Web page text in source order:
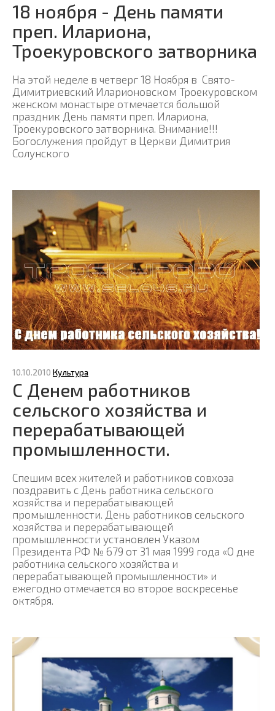
18 ноября - День памяти
преп. Илариона,
Троекуровского затворника
На этой неделе в четверг 18 Ноября в Свято-
Димитриевский Иларионовском Троекуровском
женском монастыре отмечается большой
праздник День памяти преп. Илариона,
Троекуровского затворника. Внимание!!!
Богослужения пройдут в Церкви Димитрия
Солунского
10.10.2010 Культура
С Денем работников
сельского хозяйства и
перерабатывающей
промышленности.
Спешим всех жителей и работников совхоза
поздравить с День работника сельского
хозяйства и перерабатывающей
промышленности. День работников сельского
хозяйства и перерабатывающей
промышленности установлен Указом
Президента РФ № 679 от 31 мая 1999 года «О дне
работника сельского хозяйства и
перерабатывающей промышленности» и
ежегодно отмечается во второе воскресенье
октября.